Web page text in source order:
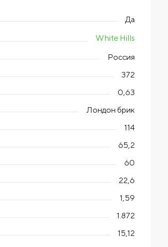
Да
White Hills
Россия
372
0,63
Лондон брик
114
65,2
60
22,6
1,59
1.872
15,12